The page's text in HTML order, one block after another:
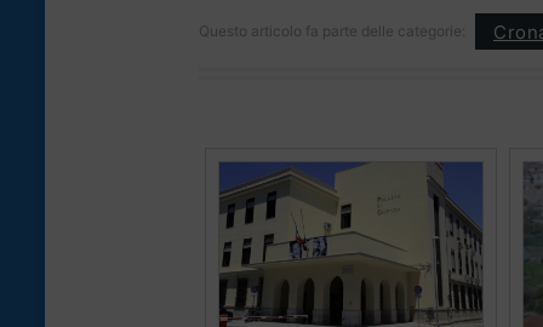
Questo articolo fa parte delle categorie: